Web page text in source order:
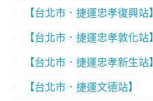
【台北市．捷運忠孝復興站】
【台北市．捷運忠孝敦化站】
【台北市．捷運忠孝新生站】
【台北市．捷運文德站】